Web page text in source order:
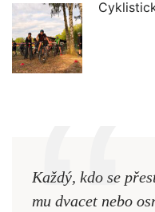
Každý, kdo se
mu dvacet nebo